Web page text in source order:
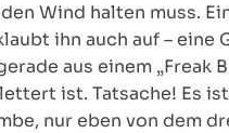
Wind halten muss.
ihn auch auf – eine
aus einem „Freak
ist. Tatsache! Es
nur eben von dem